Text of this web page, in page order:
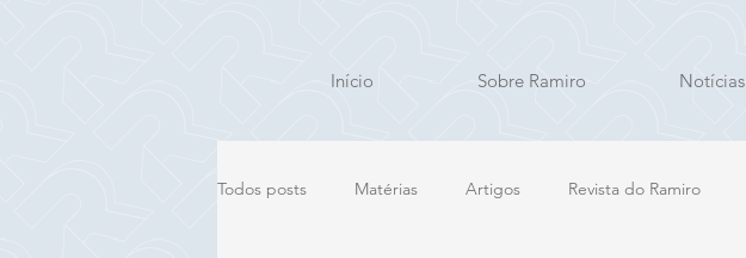
Início Sobre Ramiro Notícias
Todos posts Matérias Artigos Revista do Ramiro